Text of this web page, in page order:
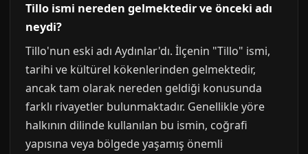
Tillo ismi nereden gelmektedir ve önceki adı
neydi?
Tillo'nun eski adı Aydınlar'dı. İlçenin "Tillo" ismi,
tarihi ve kültürel kökenlerinden gelmektedir,
ancak tam olarak nereden geldiği konusunda
farklı rivayetler bulunmaktadır. Genellikle yöre
halkının dilinde kullanılan bu ismin, coğrafi
yapısına veya bölgede yaşamış önemli